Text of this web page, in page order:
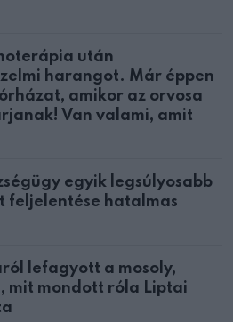
után
harangot. Már éppen
amikor az orvosa
Van valami, amit
egyik legsúlyosabb
feljelentése hatalmas
lefagyott a mosoly,
mit mondott róla Liptai